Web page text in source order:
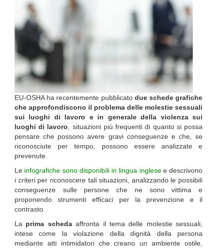
EU-OSHA ha recentemente pubblicato due schede grafiche
che approfondiscono il problema delle molestie sessuali
sui luoghi di lavoro e in generale della violenza sui
luoghi di lavoro, situazioni più frequenti di quanto si possa
pensare che possono avere gravi conseguenze e che, se
riconosciute per tempo, possono essere analizzate e
prevenute.
Le infografiche sono disponibili in lingua inglesee descrivono
i criteri per riconoscere tali situazioni, analizzando le possibili
conseguenze sulle persone che ne sono vittima e
proponendo strumenti efficaci per la prevenzione e il
contrasto.
La prima schedaaffronta il tema delle molestie sessuali,
intese come la violazione della dignità della persona
mediante atti intimidatori che creano un ambiente ostile,